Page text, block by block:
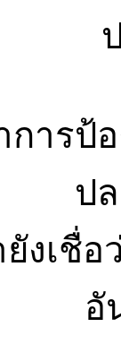
การ
ป
ยังเชื่
อั